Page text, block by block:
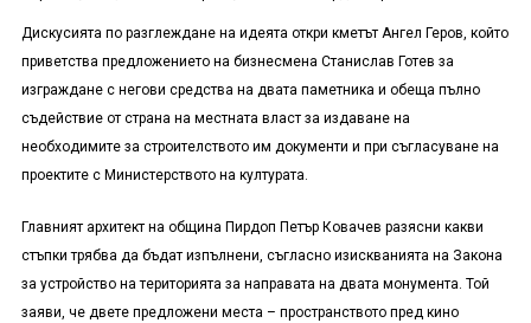
Дискусията по разглеждане на идеята откри кметът Ангел Геров, който
приветства предложението на бизнесмена Станислав Готев за
изграждане с негови средства на двата паметника и обеща пълно
съдействие от страна на местната власт за издаване на
необходимите за строителството им документи и при съгласуване на
проектите с Министерството на културата.
Главният архитект на община Пирдоп Петър Ковачев разясни какви
стъпки трябва да бъдат изпълнени, съгласно изискванията на Закона
за устройство на територията за направата на двата монумента. Той
заяви, че двете предложени места – пространството пред кино